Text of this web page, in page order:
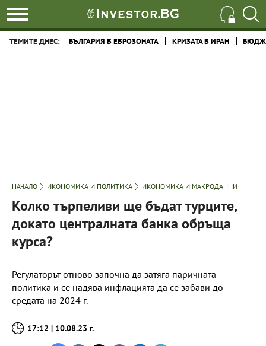
ТЕМИТЕ ДНЕС: БЪЛГАРИЯ В ЕВРОЗОНАТА КРИЗАТА В ИРАН
НАЧАЛО ИКОНОМИКА И ПОЛИТИКА ИКОНОМИКА И МАКРОДАННИ
Колко търпеливи ще бъдат турците,
докато централната банка обръща
курса?
Регулаторът отново започна да затяга паричната
политика и се надява инфлацията да се забави до
средата на 2024 г.
17:12 | 10.08.23 г.